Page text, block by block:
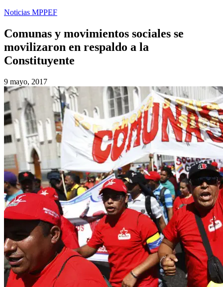
Noticias MPPEF
Comunas y movimientos sociales se
movilizaron en respaldo a la
Constituyente
9 mayo, 2017